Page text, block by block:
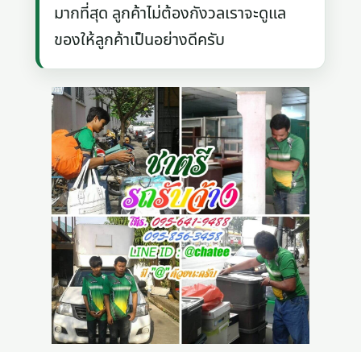
มากที่สุด ลูกค้าไม่ต้องกังวลเราจะดูแล
ของให้ลูกค้าเป็นอย่างดีครับ